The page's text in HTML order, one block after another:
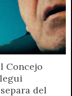
Concejo
del